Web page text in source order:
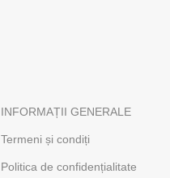
INFORMAȚII GENERALE
Termeni și condiți
Politica de confidențialitate